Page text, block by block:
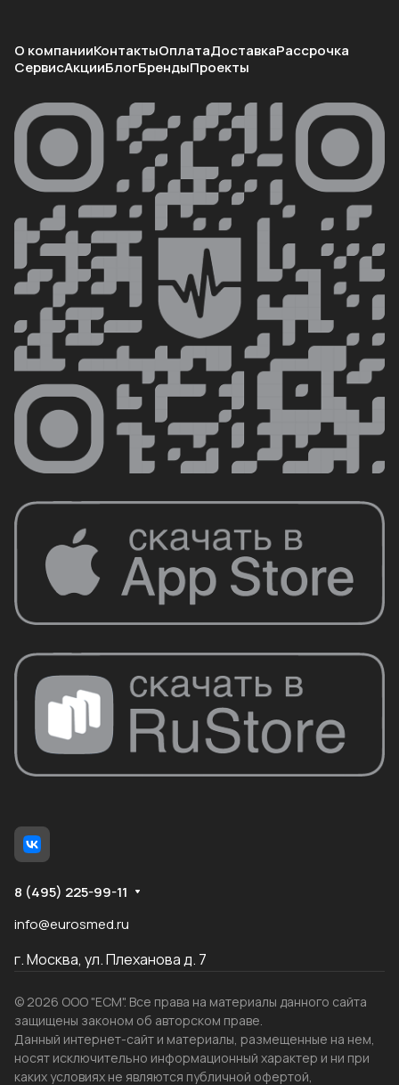
О компанииКонтактыОплатаДоставкаРассрочка
СервисАкцииБлогБрендыПроекты
8 (495) 225-99-11
info@eurosmed.ru
г. Москва, ул. Плеханова д. 7
© 2026 ООО "ЕСМ". Все права на материалы данного сайта
защищены законом об авторском праве.
Данный интернет-сайт и материалы, размещенные на нем,
носят исключительно информационный характер и ни при
каких условиях не являются публичной офертой,